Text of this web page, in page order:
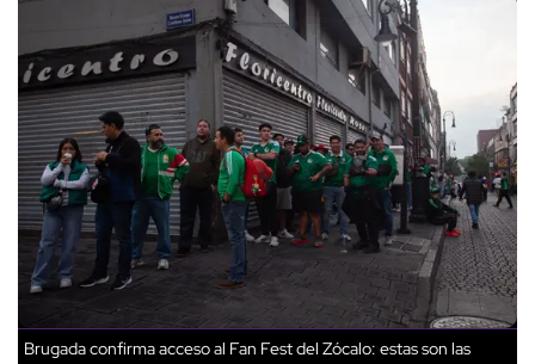
Brugada confirma acceso al Fan Fest del Zócalo: estas son las